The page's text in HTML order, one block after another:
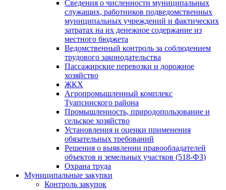
Сведения о численности муниципальных
служащих, работников подведомственных
муниципальных учреждений и фактических
затратах на их денежное содержание из
местного бюджета
Ведомственный контроль за соблюдением
трудового законодательства
Пассажирские перевозки и дорожное
хозяйство
ЖКХ
Агропромышленный комплекс
Туапсинского района
Промышленность, природопользование и
сельское хозяйство
Установления и оценки применения
обязательных требований
Решения о выявлении правообладателей
объектов и земельных участков (518-ФЗ)
Охрана труда
Муниципальные закупки
Контроль закупок